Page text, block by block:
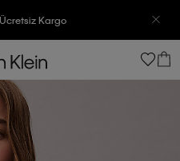
Kargo
6 Taksit İmkanı